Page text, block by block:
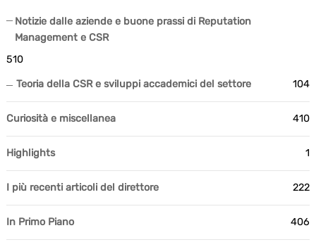
Notizie dalle aziende e buone prassi di Reputation
Management e CSR
510
Teoria della CSR e sviluppi accademici del settore 104
Curiosità e miscellanea 410
Highlights 1
I più recenti articoli del direttore 222
In Primo Piano 406